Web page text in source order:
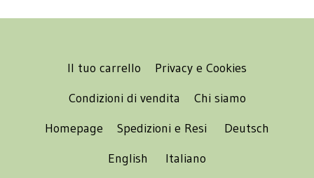
Il tuo carrello
Privacy e Cookies
Condizioni di vendita
Chi siamo
Homepage
Spedizioni e Resi
Deutsch
English
Italiano